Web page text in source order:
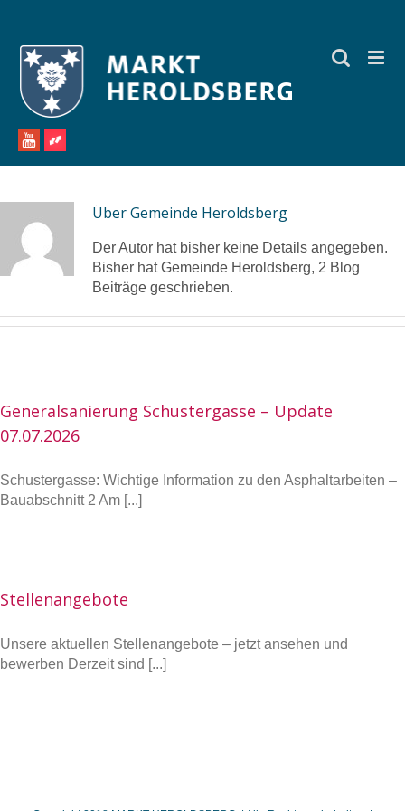
springen
ÜberGemeinde Heroldsberg
Der Autor hat bisher keine Details angegeben.
Bisher hat Gemeinde Heroldsberg, 2 Blog
Beiträge geschrieben.
Generalsanierung Schustergasse – Update
07.07.2026
Schustergasse: Wichtige Information zu den Asphaltarbeiten –
Bauabschnitt 2 Am [...]
Stellenangebote
Unsere aktuellen Stellenangebote – jetzt ansehen und
bewerben Derzeit sind [...]